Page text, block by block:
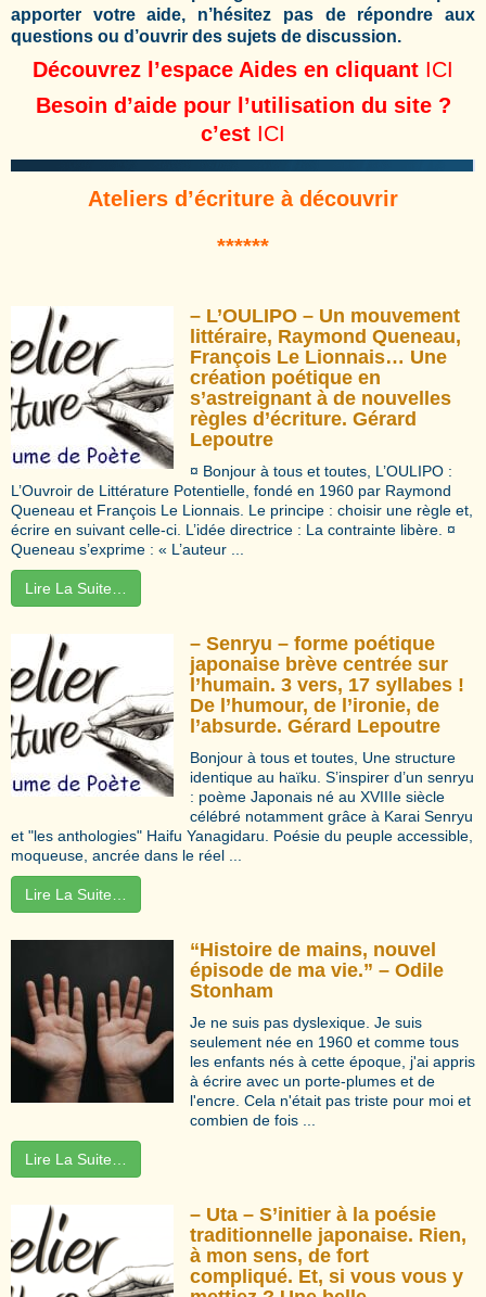
apporter votre aide, n’hésitez pas de répondre aux
questions ou d’ouvrir des sujets de discussion.
Découvrez l’espace Aides en cliquant ICI
Besoin d’aide pour l’utilisation du site ?
c’est ICI
Ateliers d’écriture à découvrir
******
– L’OULIPO – Un mouvement
littéraire, Raymond Queneau,
François Le Lionnais… Une
création poétique en
s’astreignant à de nouvelles
règles d’écriture. Gérard
Lepoutre
¤ Bonjour à tous et toutes, L’OULIPO :
L’Ouvroir de Littérature Potentielle, fondé en 1960 par Raymond
Queneau et François Le Lionnais. Le principe : choisir une règle et,
écrire en suivant celle-ci. L’idée directrice : La contrainte libère. ¤
Queneau s’exprime : « L’auteur ...
Lire La Suite…
– Senryu – forme poétique
japonaise brève centrée sur
l’humain. 3 vers, 17 syllabes !
De l’humour, de l’ironie, de
l’absurde. Gérard Lepoutre
Bonjour à tous et toutes, Une structure
identique au haïku. S’inspirer d’un senryu
: poème Japonais né au XVIIIe siècle
célébré notamment grâce à Karai Senryu
et "les anthologies" Haifu Yanagidaru. Poésie du peuple accessible,
moqueuse, ancrée dans le réel ...
Lire La Suite…
“Histoire de mains, nouvel
épisode de ma vie.” – Odile
Stonham
Je ne suis pas dyslexique. Je suis
seulement née en 1960 et comme tous
les enfants nés à cette époque, j'ai appris
à écrire avec un porte-plumes et de
l'encre. Cela n'était pas triste pour moi et
combien de fois ...
Lire La Suite…
– Uta – S’initier à la poésie
traditionnelle japonaise. Rien,
à mon sens, de fort
compliqué. Et, si vous vous y